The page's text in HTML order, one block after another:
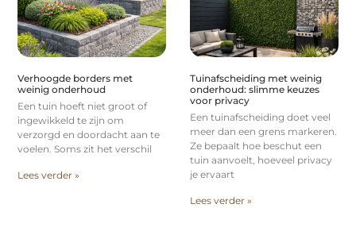
Verhoogde borders met
weinig onderhoud
Een tuin hoeft niet groot of
ingewikkeld te zijn om
verzorgd en doordacht aan te
voelen. Soms zit het verschil
Lees verder »
Tuinafscheiding met weinig
onderhoud: slimme keuzes
voor privacy
Een tuinafscheiding doet veel
meer dan een grens markeren.
Ze bepaalt hoe beschut een
tuin aanvoelt, hoeveel privacy
je ervaart
Lees verder »